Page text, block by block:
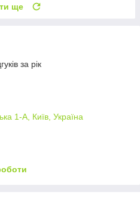
ще
за рік
1-А, Київ, Україна